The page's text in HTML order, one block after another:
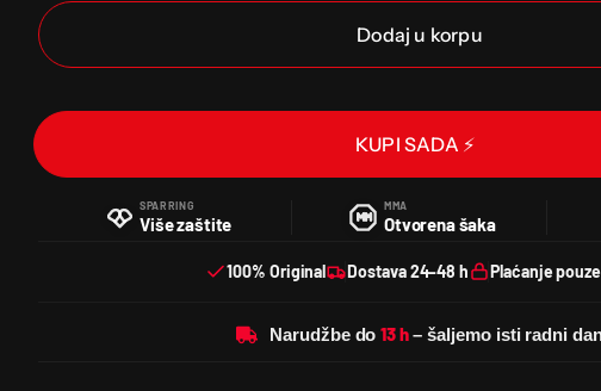
Dodaj u korpu
KUPI SADA ⚡
SPARRING
Više zaštite
MMA
Otvorena šaka
100% Original Dostava 24–48 h Plaćanje
Narudžbe do